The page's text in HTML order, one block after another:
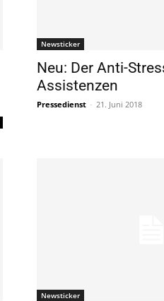
Newsticker
Neu: Der Anti-
Assistenzen
Pressedienst - 21. Juni 2018
Newsticker